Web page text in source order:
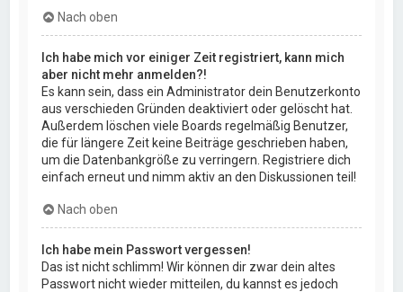
Nach oben
Ich habe mich vor einiger Zeit registriert, kann mich
aber nicht mehr anmelden?!
Es kann sein, dass ein Administrator dein Benutzerkonto
aus verschieden Gründen deaktiviert oder gelöscht hat.
Außerdem löschen viele Boards regelmäßig Benutzer,
die für längere Zeit keine Beiträge geschrieben haben,
um die Datenbankgröße zu verringern. Registriere dich
einfach erneut und nimm aktiv an den Diskussionen teil!
Nach oben
Ich habe mein Passwort vergessen!
Das ist nicht schlimm! Wir können dir zwar dein altes
Passwort nicht wieder mitteilen, du kannst es jedoch